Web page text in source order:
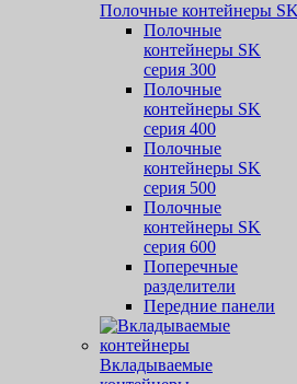
Полочные контейнеры SK
Полочные
контейнеры SK
серия 300
Полочные
контейнеры SK
серия 400
Полочные
контейнеры SK
серия 500
Полочные
контейнеры SK
серия 600
Поперечные
разделители
Передние панели
Вкладываемые